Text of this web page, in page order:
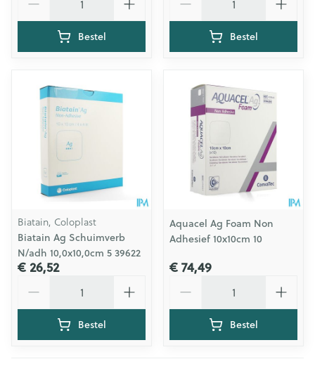
Bestel Bestel
Biatain, Coloplast
Biatain Ag Schuimverb
N/adh 10,0x10,0cm 5 39622
€ 26,52
Bestel
Aquacel Ag Foam Non
Adhesief 10x10cm 10
€ 74,49
Bestel